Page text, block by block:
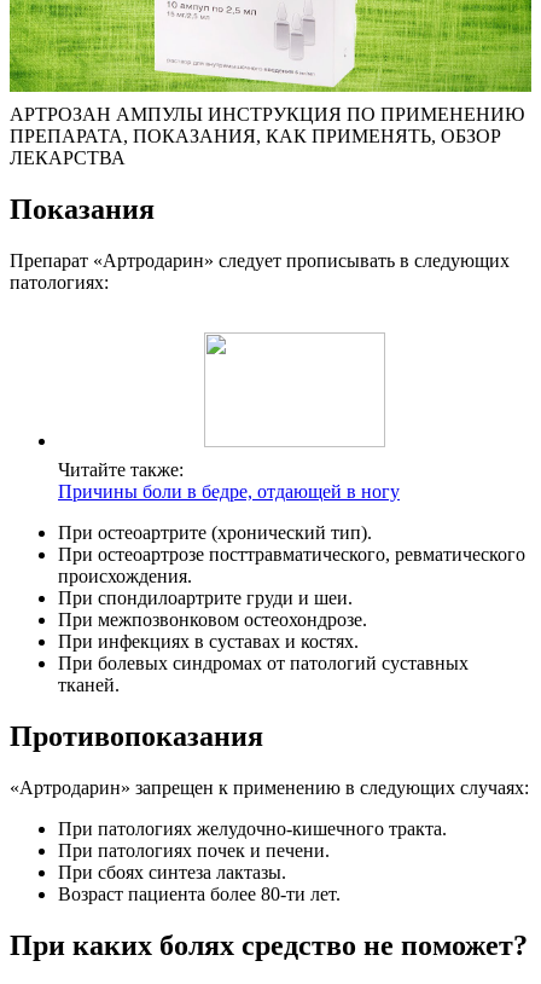
АРТРОЗАН АМПУЛЫ ИНСТРУКЦИЯ ПО ПРИМЕНЕНИЮ
ПРЕПАРАТА, ПОКАЗАНИЯ, КАК ПРИМЕНЯТЬ, ОБЗОР
ЛЕКАРСТВА
Показания
Препарат «Артродарин» следует прописывать в следующих
патологиях:
Читайте также:
Причины боли в бедре, отдающей в ногу
При остеоартрите (хронический тип).
При остеоартрозе посттравматического, ревматического
происхождения.
При спондилоартрите груди и шеи.
При межпозвонковом остеохондрозе.
При инфекциях в суставах и костях.
При болевых синдромах от патологий суставных
тканей.
Противопоказания
«Артродарин» запрещен к применению в следующих случаях:
При патологиях желудочно-кишечного тракта.
При патологиях почек и печени.
При сбоях синтеза лактазы.
Возраст пациента более 80-ти лет.
При каких болях средство не поможет?